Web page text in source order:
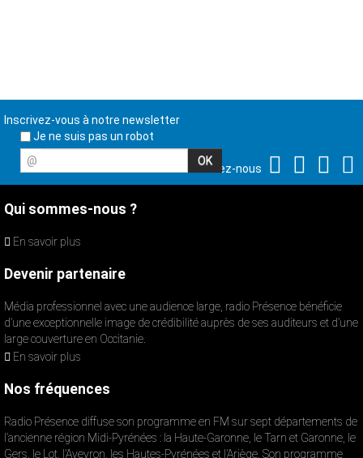
Inscrivez-vous à notre newsletter
Je ne suis pas un robot
@
Suivez-nous
Qui sommes-nous ?
En savoir plus
Devenir partenaire
Média professionnel avec une audience large, radio Présence bénéficie
d’une exceptionnelle image de crédibilité auprès de ses auditeurs et d’une
large couverture en Occitanie.
En savoir plus
Nos fréquences
Radio Présence diffuse son programme en FM sur sept départements de
l’ancienne région Midi-Pyrénées : la Haute-Garonne, le Tarn et Garonne, le
Gers, le Lot, l’Aveyron, les Hautes-Pyrénées et l’Ariège. Son programme